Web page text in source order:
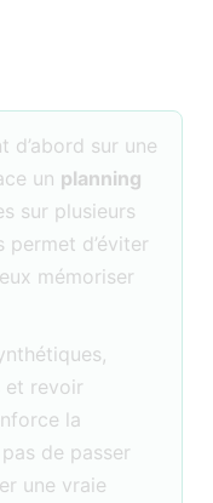
d’abord sur une
un planning
sur plusieurs
d’éviter
mémoriser
et revoir
la
pas de passer
une vraie